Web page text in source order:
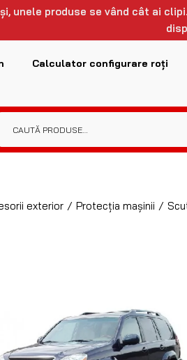
unele produse se vând cât ai
Calculator configurare roți
exterior / Protecția mașinii /